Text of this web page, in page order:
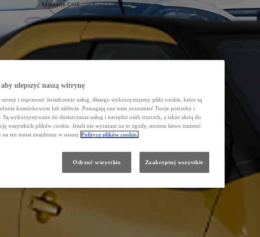
Regulacje CAFE
ulepszyć naszą witrynę
strony i usprawnić świadczenie usług, dlatego wykorzystujemy pliki cookie, które są
komórkowym lub tablecie. Pomagają one nam zrozumieć Twoje potrzeby i
wykorzystywane do dostarczania usług i narzędzi osób trzecich, a także służą do
wszystkich plików cookie. Jeżeli nie wyrażasz na to zgody, możesz łatwo zmienić
ten temat znajdziesz w naszej Polityce plików cookie.
Odrzuć wszystkie Zaakceptuj wszystkie